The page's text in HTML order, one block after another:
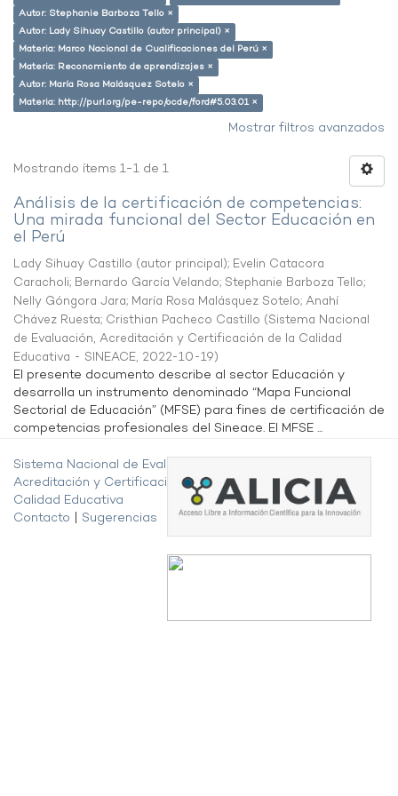
Autor: Stephanie Barboza Tello ×
Autor: Lady Sihuay Castillo (autor principal) ×
Materia: Marco Nacional de Cualificaciones del Perú ×
Materia: Reconomiento de aprendizajes ×
Autor: María Rosa Malásquez Sotelo ×
Materia: http://purl.org/pe-repo/ocde/ford#5.03.01 ×
Mostrar filtros avanzados
Mostrando ítems 1-1 de 1
Análisis de la certificación de competencias:
Una mirada funcional del Sector Educación en
el Perú
Lady Sihuay Castillo (autor principal); Evelin Catacora
Caracholi; Bernardo García Velando; Stephanie Barboza Tello;
Nelly Góngora Jara; María Rosa Malásquez Sotelo; Anahí
Chávez Ruesta; Cristhian Pacheco Castillo (Sistema Nacional
de Evaluación, Acreditación y Certificación de la Calidad
Educativa - SINEACE, 2022-10-19)
El presente documento describe al sector Educación y
desarrolla un instrumento denominado “Mapa Funcional
Sectorial de Educación” (MFSE) para fines de certificación de
competencias profesionales del Sineace. El MFSE ...
Sistema Nacional de Evaluación,
Acreditación y Certificación de la
Calidad Educativa
Contacto
Sugerencias